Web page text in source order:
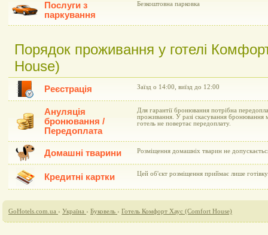
Послуги з
паркування
Безкоштовна парковка
Порядок проживання у готелі
House)
Реєстрація Заїзд о 14:00, виїзд до 12:00
Ануляція
бронювання /
Передоплата
Для гарантії бронювання потрібна
проживання. У разі скасування бронювання
готель не повертає передоплату.
Домашні тварини Розміщення домашніх тварин не
Кредитні картки Цей об'єкт розміщення приймає лише
GoHotels.com.ua › Україна › Буковель › Готель Комфорт Хаус (Comfort House)